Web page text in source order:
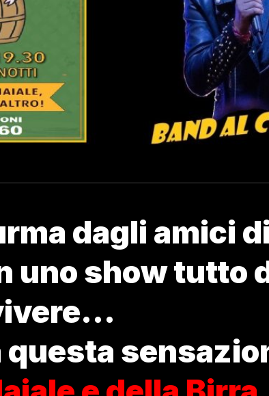
dagli amici di
uno show tutto
questa